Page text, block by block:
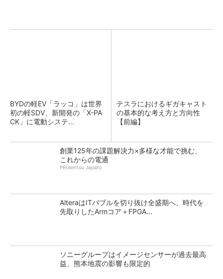
BYDの軽EV「ラッコ」は世界
初の軽SDV、新開発の「X-PA
CK」に電動システ...
テスラにおけるギガキャスト
の基本的な考え方と方向性
【前編】
創業125年の課題解決力×多様な才能で挑む、
これからの電通
PR(dentsu Japan)
AlteraはITバブルを切り抜け全盛期へ、時代を
先取りしたArmコア＋FPGA...
ソニーグループはイメージセンサーが過去最高
益、熊本地震の影響も限定的